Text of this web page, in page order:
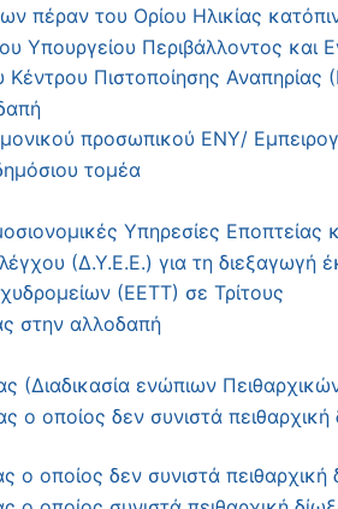
πέραν του Ορίου Ηλικίας
Υπουργείου Περιβάλλοντος και
Πιστοποίησης Αναπηρίας
προσωπικού ΕΝΥ/
τομέα
Υπηρεσίες Εποπτείας
(Δ.Υ.Ε.Ε.) για τη διεξαγωγή
(ΕΕΤΤ) σε Τρίτους
στην αλλοδαπή
(Διαδικασία ενώπιων
οποίος δεν συνιστά
ο οποίος δεν συνιστά